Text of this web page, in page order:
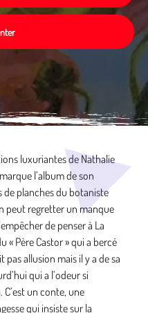
luxuriantes de Nathalie
l’album de son
de planches du botaniste
peut regretter un manque
de penser à La
« Père Castor » qui a bercé
pas allusion mais il y a de sa
qui a l’odeur si
un conte, une
qui insiste sur la